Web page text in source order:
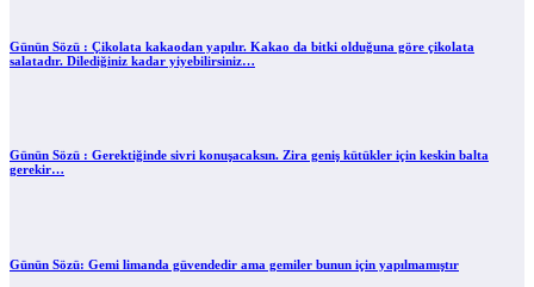
Günün Sözü : Çikolata kakaodan yapılır. Kakao da bitki olduğuna göre çikolata
salatadır. Dilediğiniz kadar yiyebilirsiniz…
Günün Sözü : Gerektiğinde sivri konuşacaksın. Zira geniş kütükler için keskin balta
gerekir…
Günün Sözü: Gemi limanda güvendedir ama gemiler bunun için yapılmamıştır